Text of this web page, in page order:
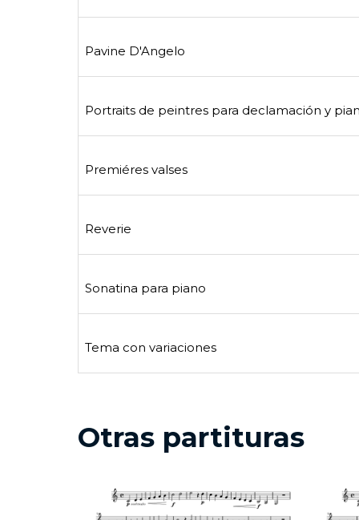
Pavine D'Angelo
Portraits de peintres para declamación y
Premiéres valses
Reverie
Sonatina para piano
Tema con variaciones
Otras partituras